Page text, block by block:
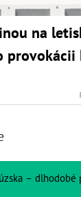
na
provokácii
–